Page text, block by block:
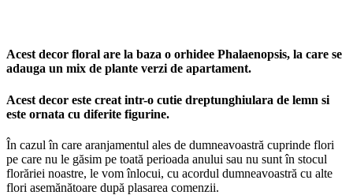
Acest decor floral are la baza o orhidee Phalaenopsis, la care se
adauga un mix de plante verzi de apartament.
Acest decor este creat intr-o cutie dreptunghiulara de lemn si
este ornata cu diferite figurine.
În cazul în care aranjamentul ales de dumneavoastră cuprinde flori
pe care nu le găsim pe toată perioada anului sau nu sunt în stocul
florăriei noastre, le vom înlocui, cu acordul dumneavoastră cu alte
flori asemănătoare după plasarea comenzii.